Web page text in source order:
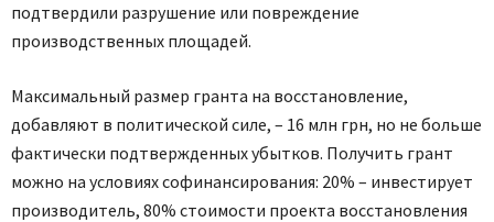
подтвердили разрушение или повреждение
производственных площадей.
Максимальный размер гранта на восстановление,
добавляют в политической силе, – 16 млн грн, но не больше
фактически подтвержденных убытков. Получить грант
можно на условиях софинансирования: 20% – инвестирует
производитель, 80% стоимости проекта восстановления